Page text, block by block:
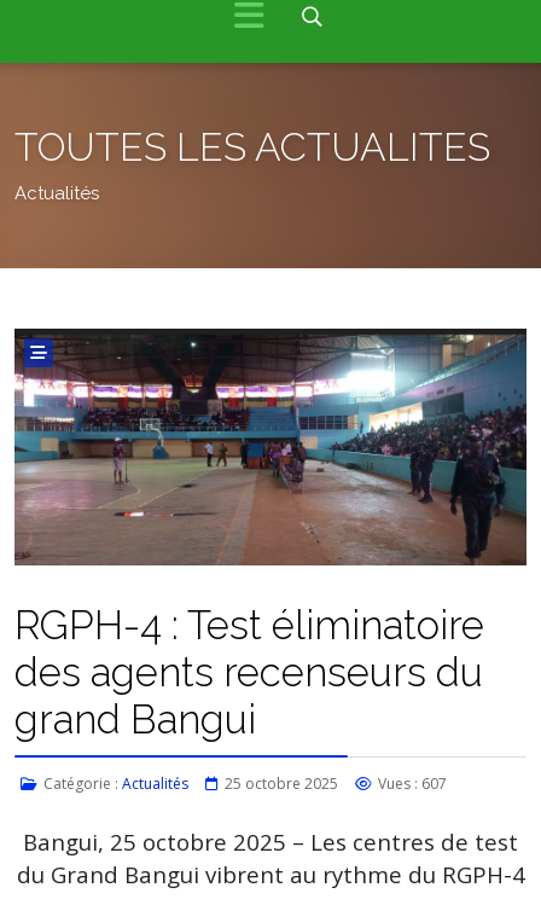
TOUTES LES ACTUALITES
Actualités
RGPH-4 : Test éliminatoire
des agents recenseurs du
grand Bangui
Catégorie : Actualités 25 octobre 2025 Vues : 607
Bangui, 25 octobre 2025 – Les centres de test
du Grand Bangui vibrent au rythme du RGPH-4